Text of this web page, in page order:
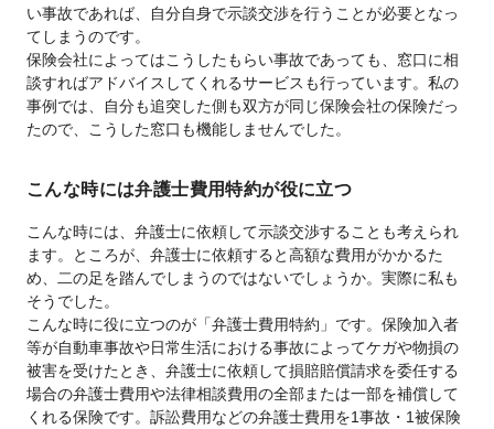
い事故であれば、自分自身で示談交渉を行うことが必要となっ
てしまうのです。
保険会社によってはこうしたもらい事故であっても、窓口に相
談すればアドバイスしてくれるサービスも行っています。私の
事例では、自分も追突した側も双方が同じ保険会社の保険だっ
たので、こうした窓口も機能しませんでした。
こんな時には弁護士費用特約が役に立つ
こんな時には、弁護士に依頼して示談交渉することも考えられ
ます。ところが、弁護士に依頼すると高額な費用がかかるた
め、二の足を踏んでしまうのではないでしょうか。実際に私も
そうでした。
こんな時に役に立つのが「弁護士費用特約」です。保険加入者
等が自動車事故や日常生活における事故によってケガや物損の
被害を受けたとき、弁護士に依頼して損賠賠償請求を委任する
場合の弁護士費用や法律相談費用の全部または一部を補償して
くれる保険です。訴訟費用などの弁護士費用を1事故・1被保険